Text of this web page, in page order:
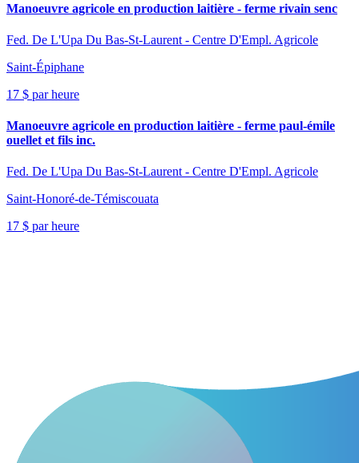
Manoeuvre agricole en production laitière - ferme rivain senc
Fed. De L'Upa Du Bas-St-Laurent - Centre D'Empl. Agricole
Saint-Épiphane
17 $ par heure
Manoeuvre agricole en production laitière - ferme paul-émile
ouellet et fils inc.
Fed. De L'Upa Du Bas-St-Laurent - Centre D'Empl. Agricole
Saint-Honoré-de-Témiscouata
17 $ par heure